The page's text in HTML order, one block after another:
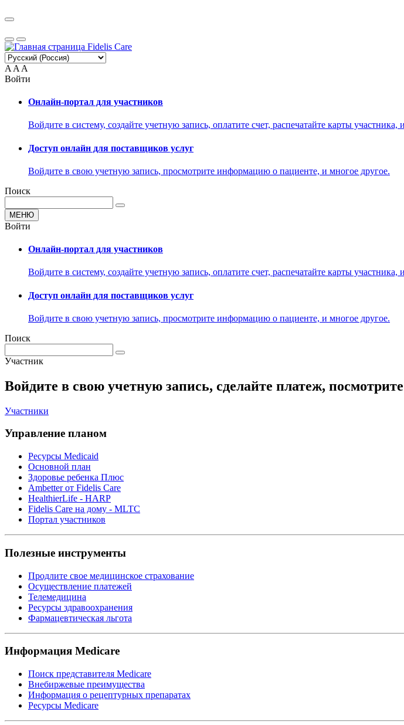
A A A
Войти
Онлайн-портал для участников
Войдите в систему, создайте учетную запись, оплатите счет, распечатайте карты участника,
Доступ онлайн для поставщиков услуг
Войдите в свою учетную запись, просмотрите информацию о пациенте, и многое другое.
Поиск
МЕНЮ
Войти
Онлайн-портал для участников
Войдите в систему, создайте учетную запись, оплатите счет, распечатайте карты участника,
Доступ онлайн для поставщиков услуг
Войдите в свою учетную запись, просмотрите информацию о пациенте, и многое другое.
Поиск
Участник
Войдите в свою учетную запись, сделайте платеж,
Участники
Управление планом
Ресурсы Medicaid
Основной план
Здоровье ребенка Плюс
Ambetter от Fidelis Care
HealthierLife - HARP
Fidelis Care на дому - MLTC
Портал участников
Полезные инструменты
Продлите свое медицинское страхование
Осуществление платежей
Телемедицина
Ресурсы здравоохранения
Фармацевтическая льгота
Информация Medicare
Поиск представителя Medicare
Внебиржевые преимущества
Информация о рецептурных препаратах
Ресурсы Medicare